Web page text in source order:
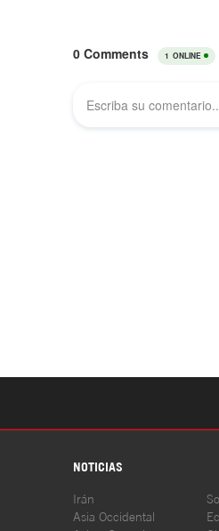
NOTICIAS
Irán
Asia Occidental